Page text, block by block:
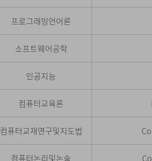
프로그래밍언어론
소프트웨어공학
인공지능
컴퓨터교육론
컴퓨터교재연구및지도법
컴퓨터논리및논술